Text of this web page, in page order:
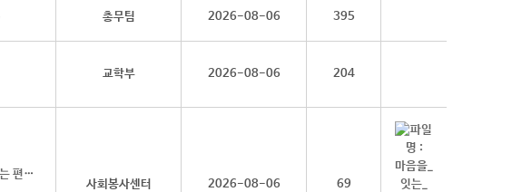
총무팀 2026-08-06 395
교학부 2026-08-06 204
[봉사] 대전광역시자원봉사센터 기획봉사단 활동 '마음을 잇는 편지' 참여자 모집 안내
사회봉사센터 2026-08-06 69